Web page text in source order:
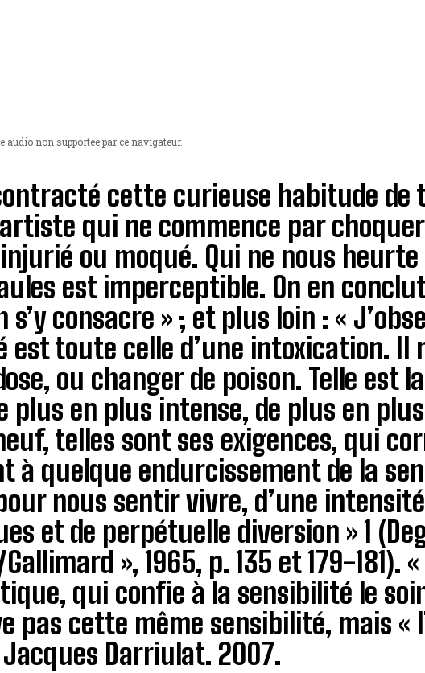
audio non supportee par ce navigateur.
cette curieuse habitude de
qui ne commence par
ou moqué. Qui ne nous
est imperceptible. On en
s’y consacre » ; et plus loin : «
est toute celle d’une intoxication. Il
ou changer de poison. Telle est
plus en plus intense, de plus en
telles sont ses exigences, qui
à quelque endurcissement de la
nous sentir vivre, d’une
et de perpétuelle diversion » 1
», 1965, p. 135 et 179-181).
qui confie à la sensibilité le
pas cette même sensibilité, mais «
Darriulat. 2007.